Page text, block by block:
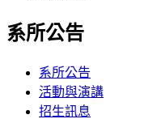
系所公告
系所公告
活動與演講
招生訊息